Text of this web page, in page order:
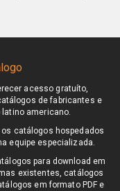
acesso gratuíto,
de fabricantes e
americano.
catálogos hospedados
equipe especializada.
para download em
existentes, catálogos
em formato PDF e